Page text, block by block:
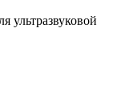
ультразвуковой